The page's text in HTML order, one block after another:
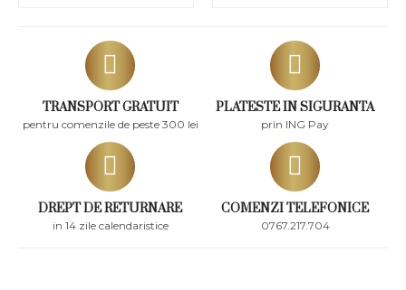
TRANSPORT GRATUIT
pentru comenzile de peste 300 lei
PLATESTE IN SIGURANTA
prin ING Pay
DREPT DE RETURNARE
in 14 zile calendaristice
COMENZI TELEFONICE
0767.217.704